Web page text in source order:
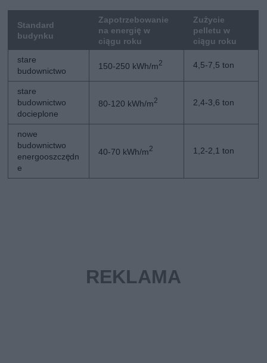
Standard
budynku
Zapotrzebowanie
na energię w
ciągu roku
Zużycie
pelletu w
ciągu roku
stare
budownictwo
150-250 kWh/m2 4,5-7,5 ton
stare
budownictwo
docieplone
80-120 kWh/m2 2,4-3,6 ton
nowe
budownictwo
energooszczędn
e
40-70 kWh/m2 1,2-2,1 ton